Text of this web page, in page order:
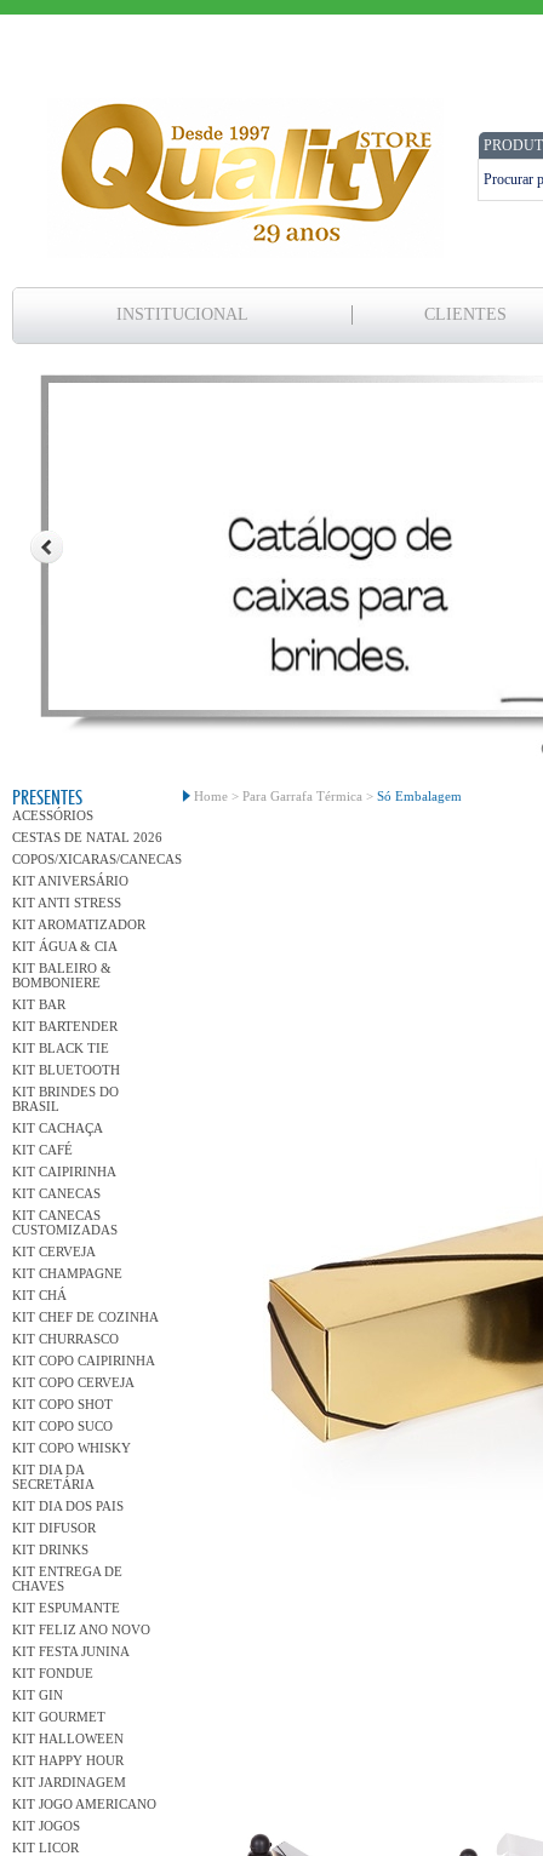
INSTITUCIONAL CLIENTES
PRESENTES
ACESSÓRIOS
CESTAS DE NATAL 2026
COPOS/XICARAS/CANECAS
KIT ANIVERSÁRIO
KIT ANTI STRESS
KIT AROMATIZADOR
KIT ÁGUA & CIA
KIT BALEIRO &
BOMBONIERE
KIT BAR
KIT BARTENDER
KIT BLACK TIE
KIT BLUETOOTH
KIT BRINDES DO
BRASIL
KIT CACHAÇA
KIT CAFÉ
KIT CAIPIRINHA
KIT CANECAS
KIT CANECAS
CUSTOMIZADAS
KIT CERVEJA
KIT CHAMPAGNE
KIT CHÁ
KIT CHEF DE COZINHA
KIT CHURRASCO
KIT COPO CAIPIRINHA
KIT COPO CERVEJA
KIT COPO SHOT
KIT COPO SUCO
KIT COPO WHISKY
KIT DIA DA
SECRETÁRIA
KIT DIA DOS PAIS
KIT DIFUSOR
KIT DRINKS
KIT ENTREGA DE
CHAVES
KIT ESPUMANTE
KIT FELIZ ANO NOVO
KIT FESTA JUNINA
KIT FONDUE
KIT GIN
KIT GOURMET
KIT HALLOWEEN
KIT HAPPY HOUR
KIT JARDINAGEM
KIT JOGO AMERICANO
KIT JOGOS
KIT LICOR
Home > Para Garrafa Térmica > Só Embalagem